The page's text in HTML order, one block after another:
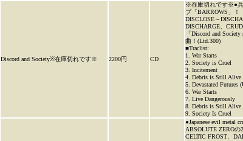
Discord and Society※在庫切れです※ 2200円 CD
※在庫切れです※●兵
プ「BARROWS」！
DISCLOSE～
DISCHARGE、
「Discord and
曲！(Ltd.300)
■Traclist:
1. War Starts
2. Society is Cruel
3. Incitement
4. Debris is Still Alive
5. Devastated Futures
6. War Starts
7. Live Dangerously
8. Debris is Still Alive
9. Society Is Cruel
●Japanese evil metal
ABSOLUTE ZERO
CELTIC FROST、